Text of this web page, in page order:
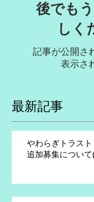
後でも
しく
記事が公開さ
表示さ
最新記事
やわらぎトラスト
追加募集につい